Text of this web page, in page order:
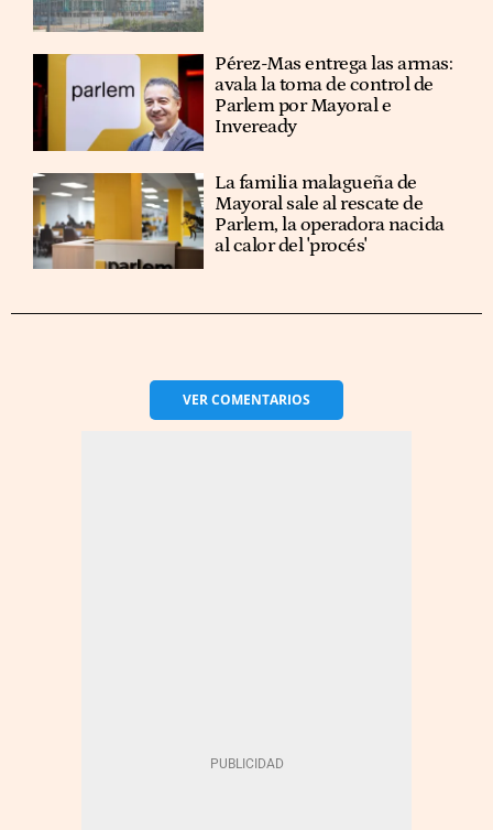
Pérez-Mas entrega las armas:
avala la toma de control de
Parlem por Mayoral e
Inveready
La familia malagueña de
Mayoral sale al rescate de
Parlem, la operadora nacida
al calor del 'procés'
VERCOMENTARIOS